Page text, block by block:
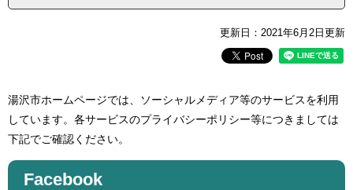
更新日：2021年6月2日更新
湯沢市ホームページでは、ソーシャルメディア等のサービスを利用
しています。各サービスのプライバシーポリシー等につきましては
下記でご確認ください。
Facebook